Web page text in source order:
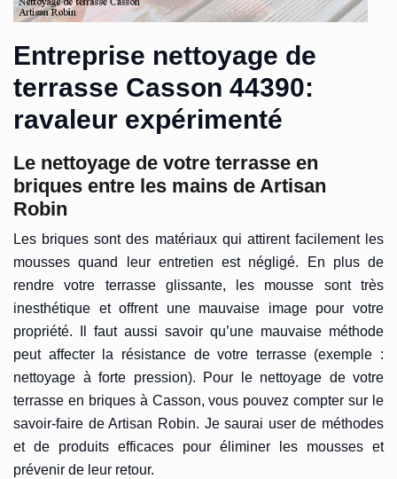
Entreprise nettoyage de
terrasse Casson 44390:
ravaleur expérimenté
Le nettoyage de votre terrasse en
briques entre les mains de Artisan
Robin
Les briques sont des matériaux qui attirent facilement les
mousses quand leur entretien est négligé. En plus de
rendre votre terrasse glissante, les mousse sont très
inesthétique et offrent une mauvaise image pour votre
propriété. Il faut aussi savoir qu’une mauvaise méthode
peut affecter la résistance de votre terrasse (exemple :
nettoyage à forte pression). Pour le nettoyage de votre
terrasse en briques à Casson, vous pouvez compter sur le
savoir-faire de Artisan Robin. Je saurai user de méthodes
et de produits efficaces pour éliminer les mousses et
prévenir de leur retour.